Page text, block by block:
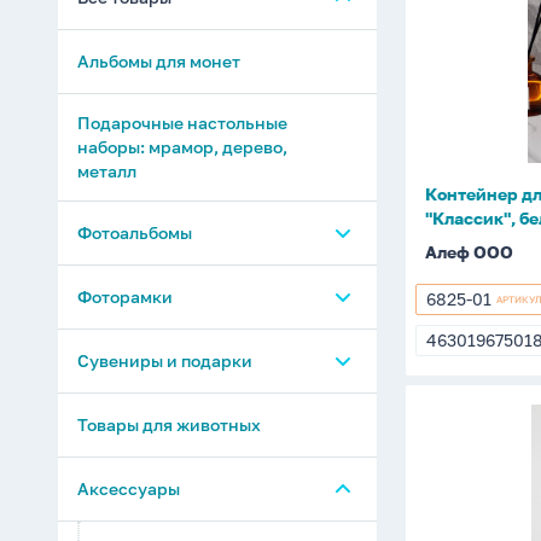
Альбомы для монет
Подарочные настольные
наборы: мрамор, дерево,
металл
Фотоальбомы
Фотоальбомы 32-196 фото
Фотоальбомы с магнитными
листами
Фотоальбомы-книги и
Фоторамки
МДФ
Фоторамки пластиковые
Сувениры и подарки
Копилки и шкатулки
Свечи интерьерные и
Товары для животных
Аксессуары
"Классик",
Контейнер
"Классик",
Алеф ООО
6825-
01
6825-01 АРТИКУЛ